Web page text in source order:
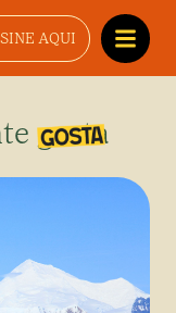
AQUI
gosta